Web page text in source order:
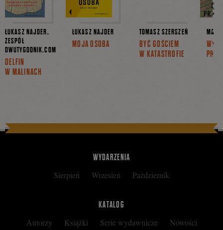
ŁUKASZ NAJDER,
ZESPÓŁ
DWUTYGODNIK.COM
DELFIN
W MALINACH
ŁUKASZ NAJDER
MOJA OSOBA
TOMASZ SZERSZEŃ
BYĆ GOŚCIEM
W KATASTROFIE
WYDARZENIA
Sierpień Wrzesień Październik
KATALOG
Autorzy Książki Serie wydawnicze
Nowości